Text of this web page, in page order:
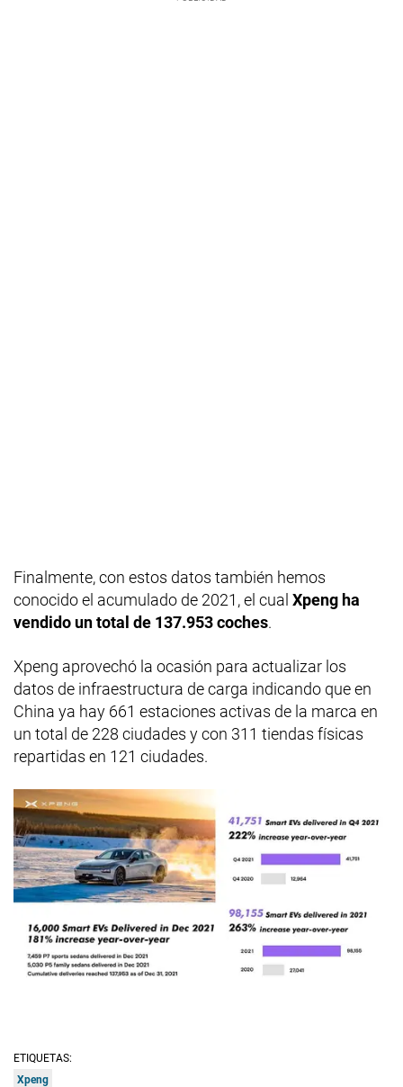
Finalmente, con estos datos también hemos
conocido el acumulado de 2021, el cual Xpeng ha
vendido un total de 137.953 coches.
Xpeng aprovechó la ocasión para actualizar los
datos de infraestructura de carga indicando que en
China ya hay 661 estaciones activas de la marca en
un total de 228 ciudades y con 311 tiendas físicas
repartidas en 121 ciudades.
ETIQUETAS:
Xpeng